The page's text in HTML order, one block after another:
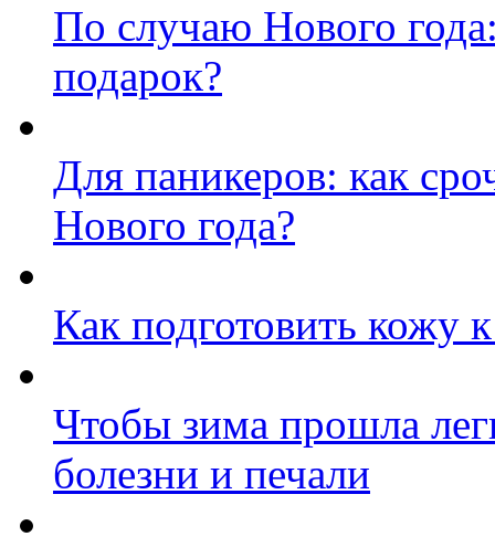
По случаю Нового
подарок?
Для паникеров: как
Нового года?
Как подготовить кожу
Чтобы зима прошла
болезни и печали